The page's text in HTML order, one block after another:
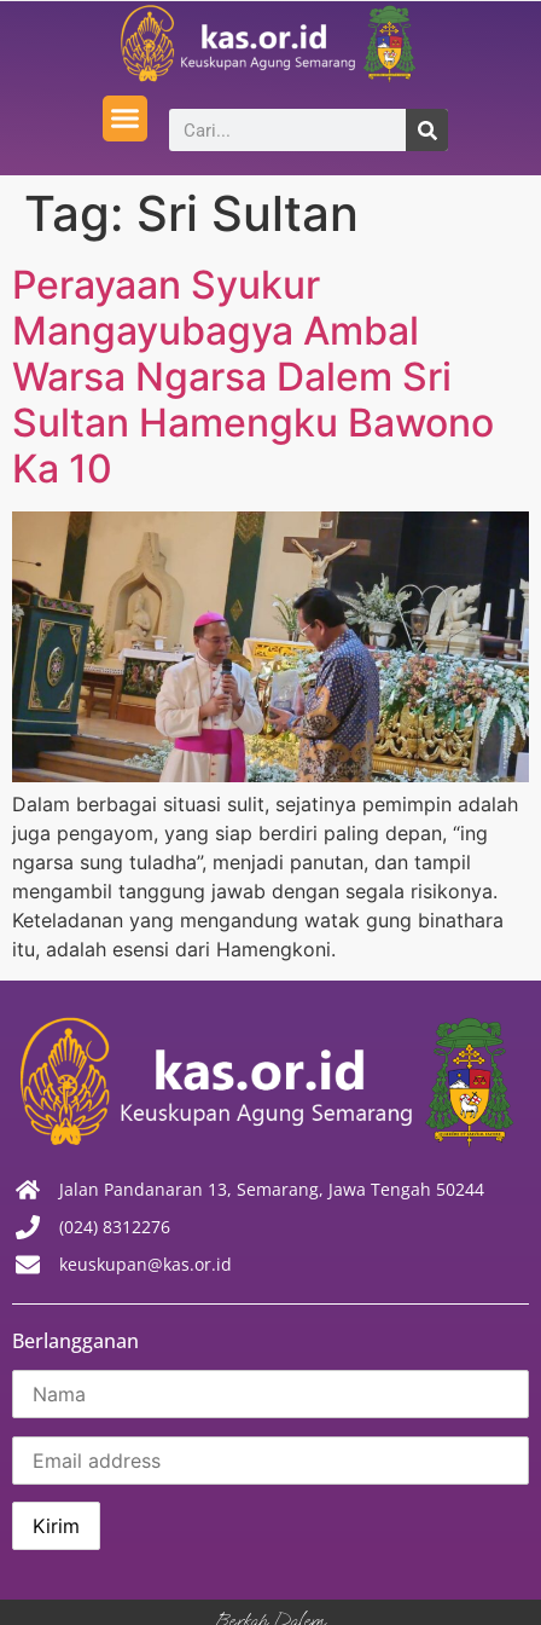
Tag: Sri Sultan
Perayaan Syukur
Mangayubagya Ambal
Warsa Ngarsa Dalem Sri
Sultan Hamengku Bawono
Ka 10
Dalam berbagai situasi sulit, sejatinya pemimpin adalah
juga pengayom, yang siap berdiri paling depan, “ing
ngarsa sung tuladha”, menjadi panutan, dan tampil
mengambil tanggung jawab dengan segala risikonya.
Keteladanan yang mengandung watak gung binathara
itu, adalah esensi dari Hamengkoni.
Jalan Pandanaran 13, Semarang, Jawa Tengah 50244
(024) 8312276
keuskupan@kas.or.id
Berlangganan